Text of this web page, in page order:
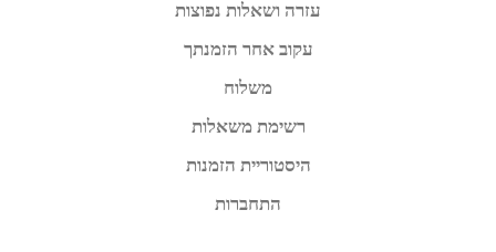
עזרה ושאלות נפוצות
עקוב אחר הזמנתך
משלוח
רשימת משאלות
היסטוריית הזמנות
התחברות